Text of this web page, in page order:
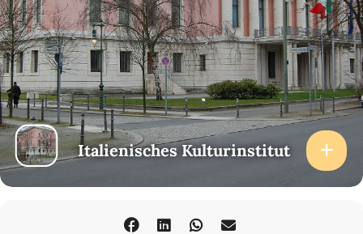
Italienisches Kulturinstitut